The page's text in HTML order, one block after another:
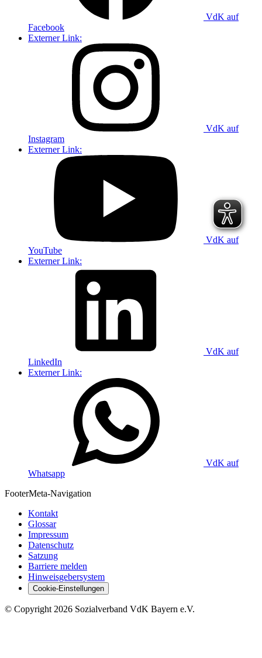
VdK auf
Facebook
Externer Link:
VdK auf
Instagram
Externer Link:
VdK auf
YouTube
Externer Link:
VdK auf
LinkedIn
Externer Link:
VdK auf
Whatsapp
FooterMeta-Navigation
Kontakt
Glossar
Impressum
Datenschutz
Satzung
Barriere melden
Hinweisgebersystem
Cookie-Einstellungen
© Copyright 2026 Sozialverband VdK Bayern e.V.